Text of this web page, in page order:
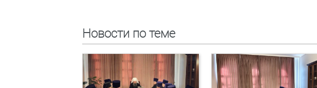
Новости по теме